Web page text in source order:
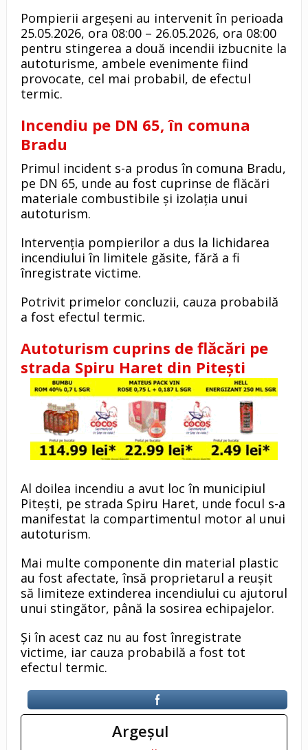
Pompierii argeșeni au intervenit în perioada
25.05.2026, ora 08:00 – 26.05.2026, ora 08:00
pentru stingerea a două incendii izbucnite la
autoturisme, ambele evenimente fiind
provocate, cel mai probabil, de efectul
termic.
Incendiu pe DN 65, în comuna
Bradu
Primul incident s-a produs în comuna Bradu,
pe DN 65, unde au fost cuprinse de flăcări
materiale combustibile și izolația unui
autoturism.
Intervenția pompierilor a dus la lichidarea
incendiului în limitele găsite, fără a fi
înregistrate victime.
Potrivit primelor concluzii, cauza probabilă
a fost efectul termic.
Autoturism cuprins de flăcări pe
strada Spiru Haret din Pitești
Al doilea incendiu a avut loc în municipiul
Pitești, pe strada Spiru Haret, unde focul s-a
manifestat la compartimentul motor al unui
autoturism.
Mai multe componente din material plastic
au fost afectate, însă proprietarul a reușit
să limiteze extinderea incendiului cu ajutorul
unui stingător, până la sosirea echipajelor.
Și în acest caz nu au fost înregistrate
victime, iar cauza probabilă a fost tot
efectul termic.
Argeşul